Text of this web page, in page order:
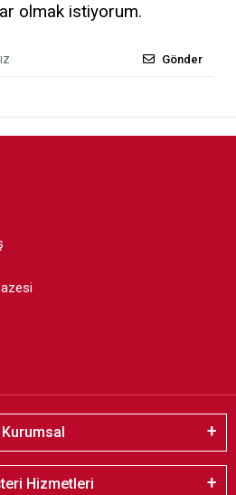
olmak istiyorum.
Gönder
Kurumsal
Hizmetleri